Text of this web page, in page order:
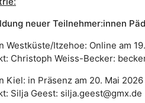
neuerTeilnehmer:innen
Westküste/Itzehoe: Online am
Christoph Weiss-Becker:
Kiel: in Präsenz am 20. Mai
Silja Geest: silja.geest@gmx.de